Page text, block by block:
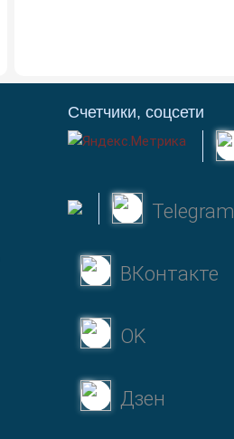
Счетчики, соцсети
Telegram
ВКонтакте
OK
Дзен